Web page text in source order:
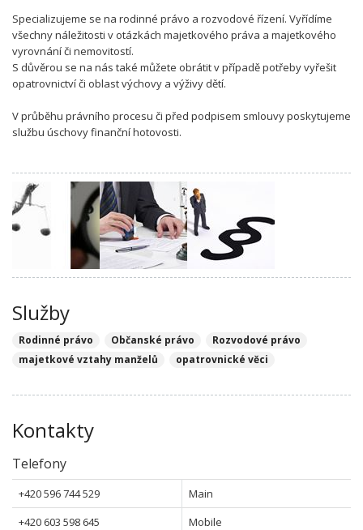
Specializujeme se na rodinné právo a rozvodové řízení. Vyřídíme
všechny náležitosti v otázkách majetkového práva a majetkového
vyrovnání či nemovitostí.
S důvěrou se na nás také můžete obrátit v případě potřeby vyřešit
opatrovnictví či oblast výchovy a výživy dětí.
V průběhu právního procesu či před podpisem smlouvy poskytujeme
službu úschovy finanční hotovosti.
Služby
Rodinné právo Občanské právo
Rozvodové právo
majetkové vztahy manželů
opatrovnické věci
Kontakty
Telefony
+420 596 744 529
Main
+420 603 598 645
Mobile